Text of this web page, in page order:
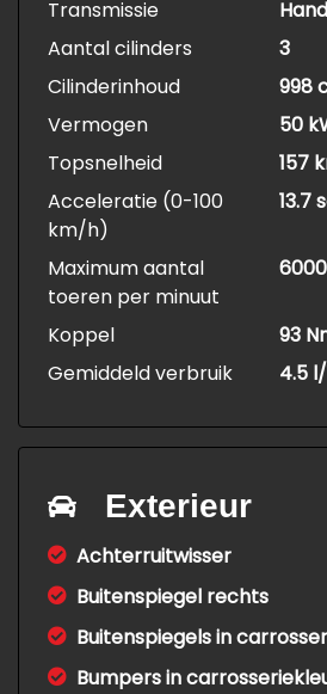
Transmissie
Aantal cilinders
3
Cilinderinhoud
998
Vermogen
50
Topsnelheid
157
Acceleratie (0-100
km/h)
13.7
Maximum aantal
toeren per minuut
Koppel
93
Gemiddeld verbruik
4.5
Exterieur
Achterruitwisser
Buitenspiegel rechts
Buitenspiegels in
Bumpers in